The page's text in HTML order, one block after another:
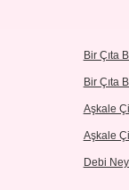
Bir Çıta
Bir Çıta
Aşkale
Aşkale
Debi